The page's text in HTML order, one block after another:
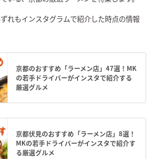
れもインスタグラムで紹介した時点の情報
京都のおすすめ「ラーメン店」47選！MK
の若手ドライバーがインスタで紹介する
厳選グルメ
京都伏見のおすすめ「ラーメン店」8選！
MKの若手ドライバーがインスタで紹介す
る厳選グルメ